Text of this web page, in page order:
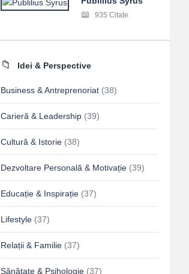
935 Citate
Idei & Perspective
Business & Antreprenoriat (38)
Carieră & Leadership (39)
Cultură & Istorie (38)
Dezvoltare Personală & Motivație (39)
Educație & Inspirație (37)
Lifestyle (37)
Relații & Familie (37)
Sănătate & Psihologie (37)